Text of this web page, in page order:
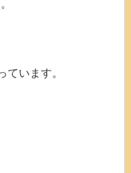
ています。